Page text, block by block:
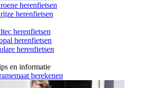
herenfietsen
herenfietsen
herenfietsen
herenfietsen
herenfietsen
en informatie
berekenen